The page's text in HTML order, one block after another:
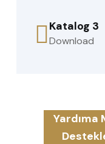
Katalog 3
Download
Yardıma